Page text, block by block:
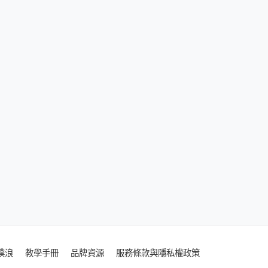
浪 教學手冊 品牌資源 服務條款與隱私權政策